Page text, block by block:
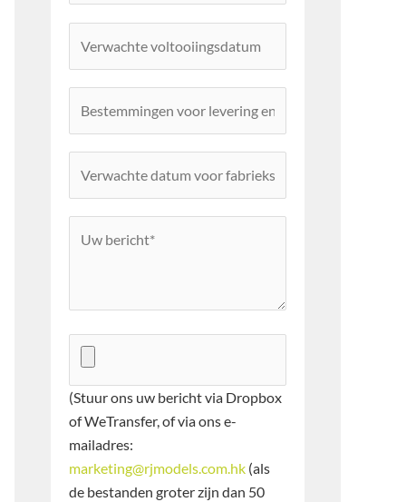
(Stuur ons uw bericht via Dropbox
of WeTransfer, of via ons e-
mailadres:
marketing@rjmodels.com.hk (als
de bestanden groter zijn dan 50